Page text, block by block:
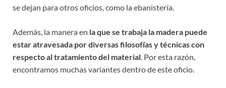
se dejan para otros oficios, como la ebanistería.
Además, la manera en la que se trabaja la madera puede
estar atravesada por diversas filosofías y técnicas con
respecto al tratamiento del material . Por esta razón,
encontramos muchas variantes dentro de este oficio.